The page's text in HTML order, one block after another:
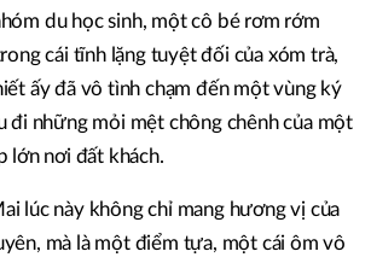
du học sinh, một cô bé rơm rớm
cái tĩnh lặng tuyệt đối của xóm trà,
ấy đã vô tình chạm đến một vùng ký
đi những mỏi mệt chông chênh của một
lớn nơi đất khách.
lúc này không chỉ mang hương vị của
mà là một điểm tựa, một cái ôm vô